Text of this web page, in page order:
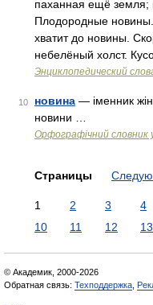
паханная ещё земля;
Плодородные
хватит до новины.
небелёный холст.
Энциклопедический
10 новина — іменник
новини …
Орфографічний словник
Страницы
1 2 3 4
10
11 12 13
© Академик, 2000-2026
Обратная связь: Техподдержка